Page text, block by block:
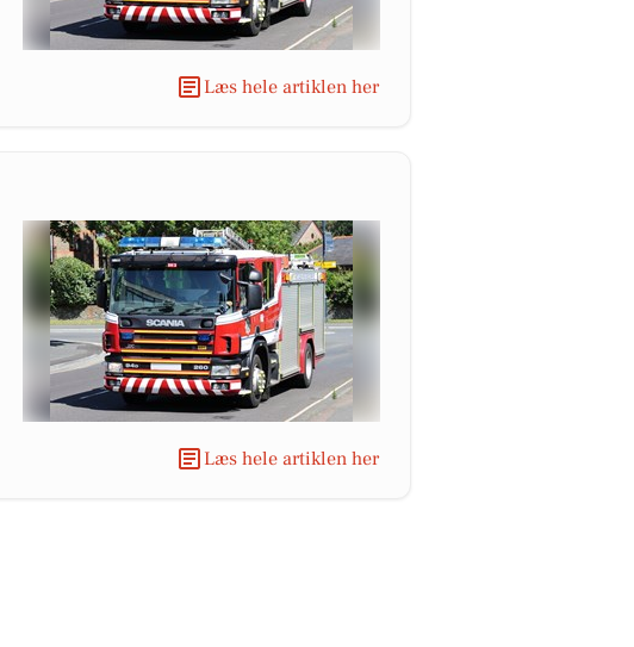
Læs hele artiklen her
Læs hele artiklen her